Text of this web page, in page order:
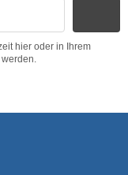
hier oder in Ihrem